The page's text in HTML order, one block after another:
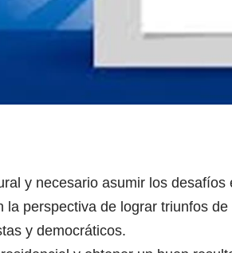
y necesario asumir los
la perspectiva de lograr triunfos
y democráticos.